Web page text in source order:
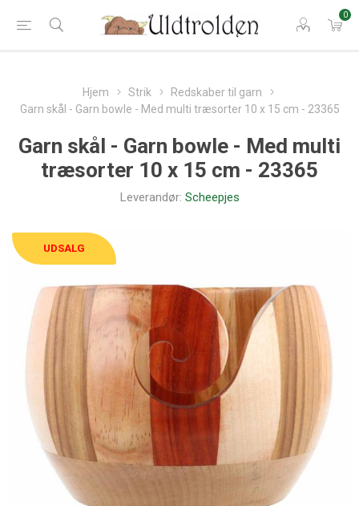
0
Hjem Strik
Redskaber til garn
Garn skål - Garn bowle - Med multi træsorter 10 x 15 cm - 23365
Garn skål - Garn bowle - Med multi
træsorter 10 x 15 cm - 23365
Leverandør: Scheepjes
UDSALG